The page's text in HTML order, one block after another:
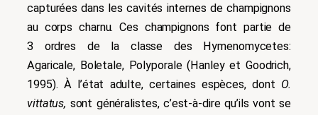
capturées dans les cavités internes de champignons
au corps charnu. Ces champignons font partie de
3 ordres de la classe des Hymenomycetes:
Agaricale, Boletale, Polyporale (Hanley et Goodrich,
1995). À l’état adulte, certaines espèces, dont O.
vittatus, sont généralistes, c’est-à-dire qu’ils vont se